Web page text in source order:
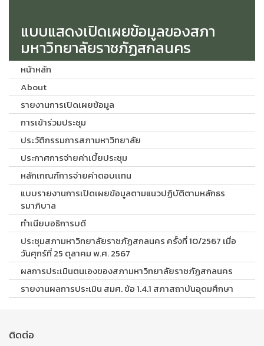
แบบแสดงเปิดเผยข้อมูลของสภา
มหาวิทยาลัยราชภัฏสกลนคร
หน้าหลัก
About
รายงานการเปิดเผยข้อมูล
การเข้าร่วมประชุม
ประวัติกรรมการสภามหาวิทยาลัย
ประกาศการจ่ายค่าเบี้ยประชุม
หลักเกณฑ์การจ่ายค่าตอบเเทน
แบบรายงานการเปิดเผยข้อมูลตามแนวปฏิบัติตามหลักธร
รมาภิบาล
ทำเนียบอธิการบดี
ประชุมสภามหาวิทยาลัยราชภัฏสกลนคร ครั้งที่ 10/2567 เมื่อ
วันศุกร์ที่ 25 ตุลาคม พ.ศ. 2567
ผลการประเมินตนเองของสภามหาวิทยาลัยราชภัฏสกลนคร
รายงานผลการประเมิน สมศ. ข้อ 1.4.1 สภาสถาบันอุดมศึกษา
ติดต่อ